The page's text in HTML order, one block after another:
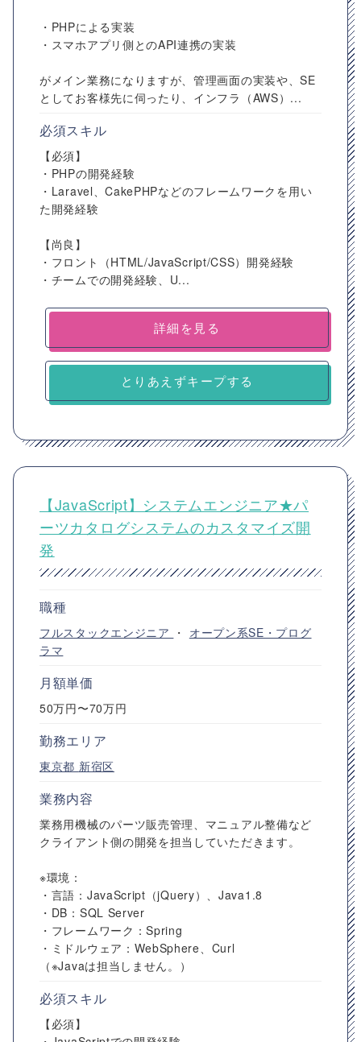
・PHPによる実装
・スマホアプリ側とのAPI連携の実装
がメイン業務になりますが、管理画面の実装や、SE
としてお客様先に伺ったり、インフラ（AWS）...
必須スキル
【必須】
・PHPの開発経験
・Laravel、CakePHPなどのフレームワークを用い
た開発経験
【尚良】
・フロント（HTML/JavaScript/CSS）開発経験
・チームでの開発経験、U...
詳細を見る
とりあえずキープする
【JavaScript】システムエンジニア★パ
ーツカタログシステムのカスタマイズ開
発
職種
フルスタックエンジニア ・ オープン系SE・プログ
ラマ
月額単価
50万円〜70万円
勤務エリア
東京都 新宿区
業務内容
業務用機械のパーツ販売管理、マニュアル整備など
クライアント側の開発を担当していただきます。
※環境：
・言語：JavaScript（jQuery）、Java1.8
・DB：SQL Server
・フレームワーク：Spring
・ミドルウェア：WebSphere、Curl
（※Javaは担当しません。）
必須スキル
【必須】